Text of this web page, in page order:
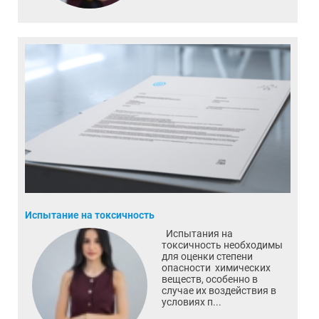
Испытание на токсичность
Испытания на
токсичность необходимы
для оценки степени
опасности химических
веществ, особенно в
случае их воздействия в
условиях п...